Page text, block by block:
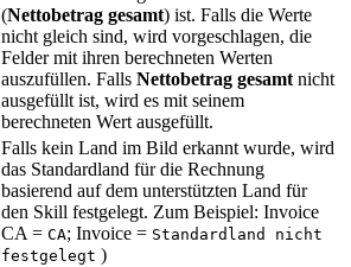
(Nettobetrag gesamt) ist. Falls die Werte
nicht gleich sind, wird vorgeschlagen, die
Felder mit ihren berechneten Werten
auszufüllen. Falls Nettobetrag gesamt nicht
ausgefüllt ist, wird es mit seinem
berechneten Wert ausgefüllt.
Falls kein Land im Bild erkannt wurde, wird
das Standardland für die Rechnung
basierend auf dem unterstützten Land für
den Skill festgelegt. Zum Beispiel: Invoice
CA = CA; Invoice = Standardland nicht
festgelegt )